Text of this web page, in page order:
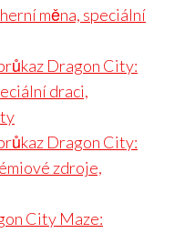
měna, speciální
Dragon City:
draci,
Dragon City:
zdroje,
City Maze: